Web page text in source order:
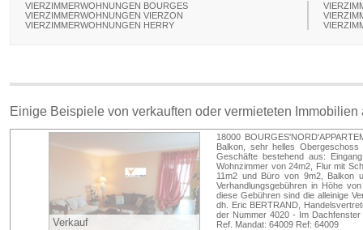
VIERZIMMERWOHNUNGEN BOURGES
VIERZIMMERWOHNUNGEN VIERZON
VIERZIMMERWOHNUNGEN HERRY
Einige Beispiele von verkauften oder vermieteten
Verkauf
18000
Balkon, sehr helles
Geschäfte bestehend aus:
Wohnzimmer von 24m2, Flur mit
11m2 und Büro von 9m2, Balkon
Verhandlungsgebühren in Höhe
diese Gebühren sind die alleinige
dh. Eric BERTRAND,
der Nummer 4020 - Im
Ref. Mandat: 64009 Ref: 64009